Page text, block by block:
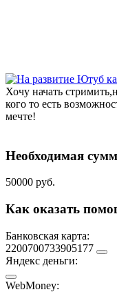
Хочу начать
кого то есть
мечте!
Необходимая
50000 руб.
Как оказать
Банковская карта:
2200700733905177
Яндекс деньги:
WebMoney: